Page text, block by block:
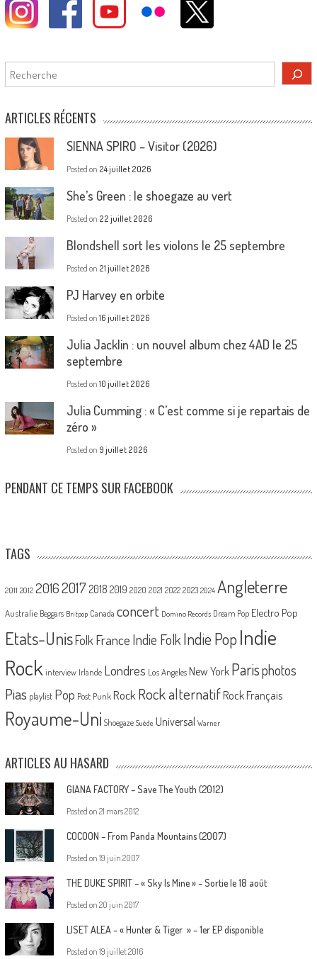
Rechercher
ARTICLES RÉCENTS
SIENNA SPIRO – Visitor (2026)
Posted on 24 juillet 2026
She’s Green : le shoegaze au vert
Posted on 22 juillet 2026
Blondshell sort les violons le 25 septembre
Posted on 21 juillet 2026
PJ Harvey en orbite
Posted on 16 juillet 2026
Julia Jacklin : un nouvel album chez 4AD le 25
septembre
Posted on 10 juillet 2026
Julia Cumming : « C’est comme si je repartais de
zéro »
Posted on 9 juillet 2026
PENDANT CE TEMPS SUR FACEBOOK
TAGS
2011 2012 20162017 2018 2019 2020 2021 2022 2023 2024 Angleterre
Australie Beggars Britpop Canada concert Domino Records Dream Pop Electro Pop
Etats-UnisFolk France Indie FolkIndie PopIndie
Rock interview Irlande Londres Los Angeles New York Parisphotos
Pias playlist Pop Post Punk Rock Rock alternatif Rock Français
Royaume-Uni Shoegaze Suède Universal Warner
ARTICLES AU HASARD
GIANA FACTORY – Save The Youth (2012)
Posted on 21 mars 2012
COCOON – From Panda Mountains (2007)
Posted on 19 juin 2007
THE DUKE SPIRIT – « Sky Is Mine » – Sortie le 18 août
Posted on 20 juin 2017
LISET ALEA – « Hunter & Tiger » – 1er EP disponible
Posted on 19 juillet 2016